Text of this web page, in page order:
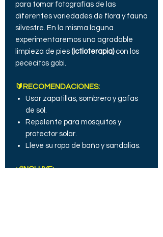
para tomar fotografías de las
diferentes variedades de flora y fauna
silvestre. En la misma laguna
experimentaremos una agradable
limpieza de pies (Ictioterapia)con los
pececitos gobi.
🔰RECOMENDACIONES:
Usar zapatillas, sombrero y gafas
de sol.
Repelente para mosquitos y
protector solar.
Lleve su ropa de baño y sandalias.
✅INCLUYE: